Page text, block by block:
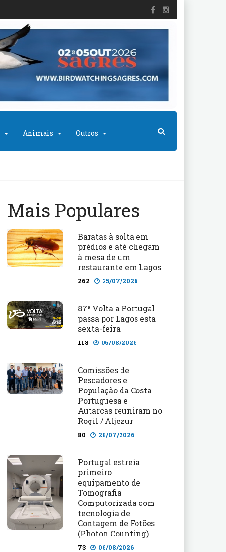
Animais Outros
Mais Populares
Baratas à solta em
prédios e até chegam
à mesa de um
restaurante em Lagos
262 25/07/2026
87ª Volta a Portugal
passa por Lagos esta
sexta-feira
118 06/08/2026
Comissões de
Pescadores e
População da Costa
Portuguesa e
Autarcas reuniram no
Rogil / Aljezur
80 28/07/2026
Portugal estreia
primeiro
equipamento de
Tomografia
Computorizada com
tecnologia de
Contagem de Fotões
(Photon Counting)
73 06/08/2026